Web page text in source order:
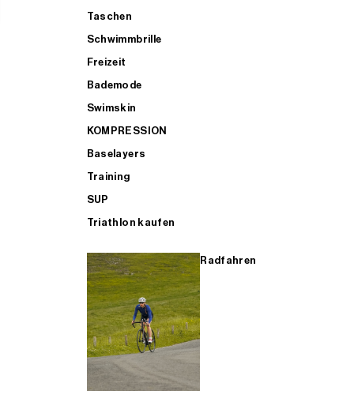
Taschen
Schwimmbrille
Freizeit
Bademode
Swimskin
KOMPRESSION
Baselayers
Training
SUP
Triathlon kaufen
Radfahren